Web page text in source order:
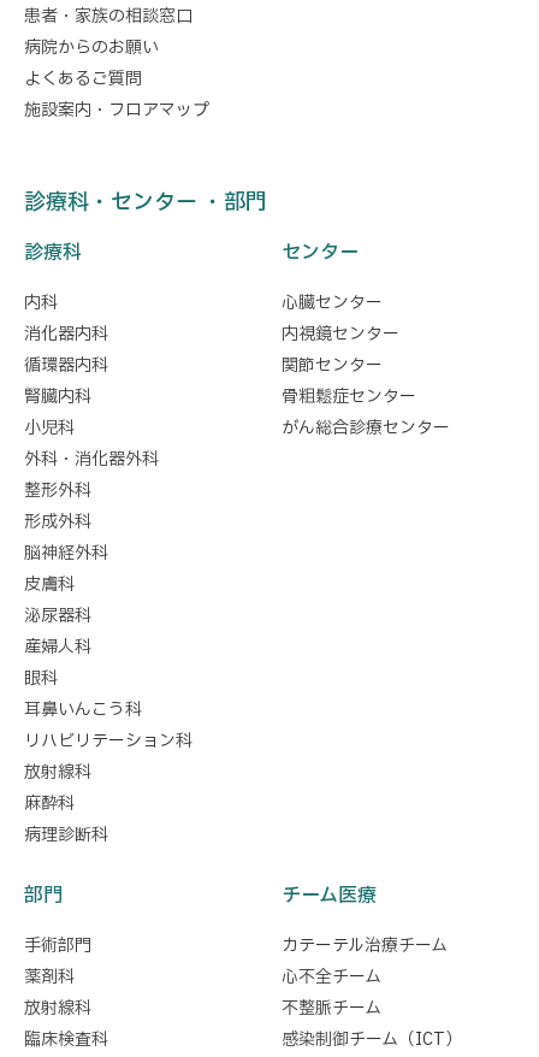
患者・家族の相談窓口
病院からのお願い
よくあるご質問
施設案内・フロアマップ
診療科・センター ・部門
診療科
内科
消化器内科
循環器内科
腎臓内科
小児科
外科・消化器外科
整形外科
形成外科
脳神経外科
皮膚科
泌尿器科
産婦人科
眼科
耳鼻いんこう科
リハビリテーション科
放射線科
麻酔科
病理診断科
センター
心臓センター
内視鏡センター
関節センター
骨粗鬆症センター
がん総合診療センター
部門
手術部門
薬剤科
放射線科
臨床検査科
チーム医療
カテーテル治療チーム
心不全チーム
不整脈チーム
感染制御チーム（ICT）